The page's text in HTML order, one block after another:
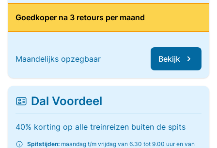
Goedkoper na 3 retours per maand
Maandelijks opzegbaar Bekijk
Dal Voordeel
40% korting op alle treinreizen buiten de spits
Spitstijden: maandag t/m vrijdag van 6.30 tot 9.00 uur en van